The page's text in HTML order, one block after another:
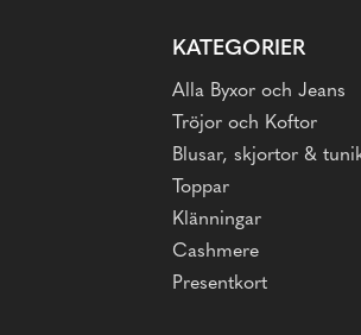
KATEGORIER
Alla Byxor och Jeans
Tröjor och Koftor
Blusar, skjortor &
Toppar
Klänningar
Cashmere
Presentkort